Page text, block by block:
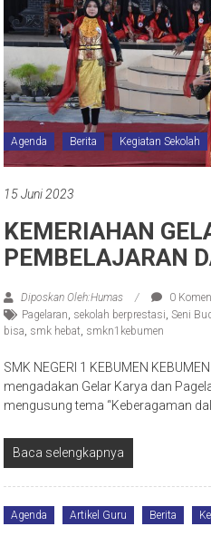
Agenda Berita Kegiatan Sekolah
15 Juni 2023
KEMERIAHAN
PEMBELAJARAN
Diposkan Oleh:Humas
0
Pagelaran, sekolah berprestasi,Seni
bisa, smk hebat, smkn1kebumen
SMK NEGERI 1 KEBUMEN
mengadakan Gelar Karya dan
mengusung tema “Keberagaman
Baca selengkapnya
Agenda Artikel Guru Berita